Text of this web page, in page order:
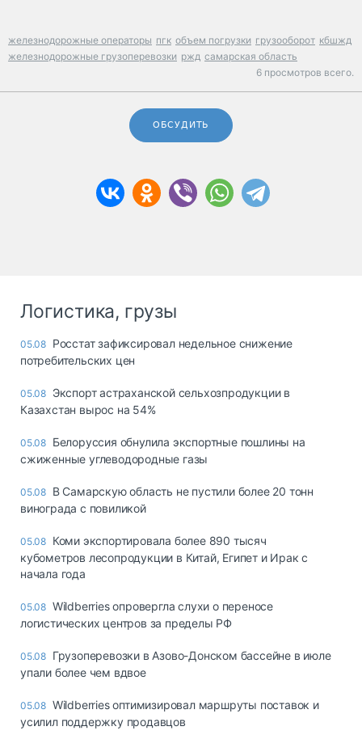
железнодорожные операторы пгк объем погрузки грузооборот кбшжд
железнодорожные грузоперевозки ржд самарская область
6 просмотров всего.
ОБСУДИТЬ
Логистика, грузы
05.08 Росстат зафиксировал недельное снижение
потребительских цен
05.08 Экспорт астраханской сельхозпродукции в
Казахстан вырос на 54%
05.08 Белоруссия обнулила экспортные пошлины на
сжиженные углеводородные газы
05.08 В Самарскую область не пустили более 20 тонн
винограда с повиликой
05.08 Коми экспортировала более 890 тысяч
кубометров лесопродукции в Китай, Египет и Ирак с
начала года
05.08 Wildberries опровергла слухи о переносе
логистических центров за пределы РФ
05.08 Грузоперевозки в Азово-Донском бассейне в июле
упали более чем вдвое
05.08 Wildberries оптимизировал маршруты поставок и
усилил поддержку продавцов